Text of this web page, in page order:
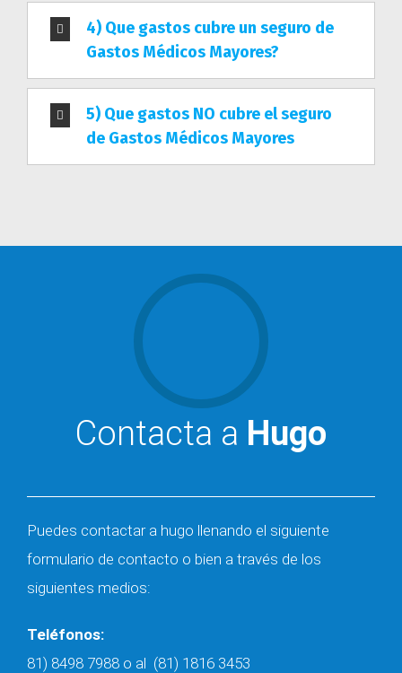
4) Que gastos cubre un seguro de
Gastos Médicos Mayores?
5) Que gastos NO cubre el seguro
de Gastos Médicos Mayores
Contacta a Hugo
Puedes contactar a hugo llenando el siguiente
formulario de contacto o bien a través de los
siguientes medios:
Teléfonos:
81) 8498 7988 o al (81) 1816 3453